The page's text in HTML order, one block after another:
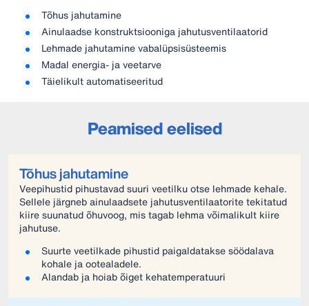
Tõhus jahutamine
Ainulaadse konstruktsiooniga jahutusventilaatorid
Lehmade jahutamine vabalüpsisüsteemis
Madal energia- ja veetarve
Täielikult automatiseeritud
Peamised eelised
Tõhus jahutamine
Veepihustid pihustavad suuri veetilku otse lehmade kehale.
Sellele järgneb ainulaadsete jahutusventilaatorite tekitatud
kiire suunatud õhuvoog, mis tagab lehma võimalikult kiire
jahutuse.
Suurte veetilkade pihustid paigaldatakse söödalava
kohale ja ootealadele.
Alandab ja hoiab õiget kehatemperatuuri